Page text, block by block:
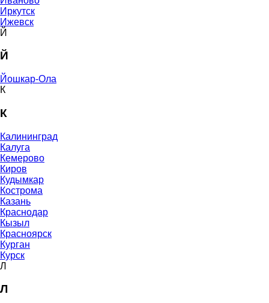
Иркутск
Ижевск
Й
Й
Йошкар-Ола
К
К
Калининград
Калуга
Кемерово
Киров
Кудымкар
Кострома
Казань
Краснодар
Кызыл
Красноярск
Курган
Курск
Л
Л